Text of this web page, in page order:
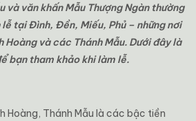
và vănkhấnMẫu ThượngNgàn thường
lễ tạiĐình, Đền, Miếu, Phủ – nhữngnơi
Hoàng vàcác ThánhMẫu. Dướiđâylà
bạn tham khảokhilàm lễ.
Hoàng, Thánh Mẫu là các bậc tiền